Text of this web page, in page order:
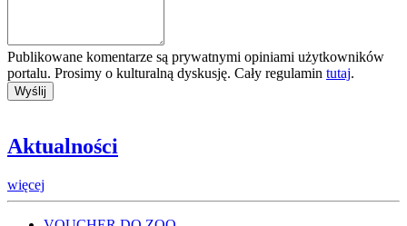
Publikowane komentarze są prywatnymi opiniami użytkowników
portalu. Prosimy o kulturalną dyskusję. Cały regulamin tutaj.
Aktualności
więcej